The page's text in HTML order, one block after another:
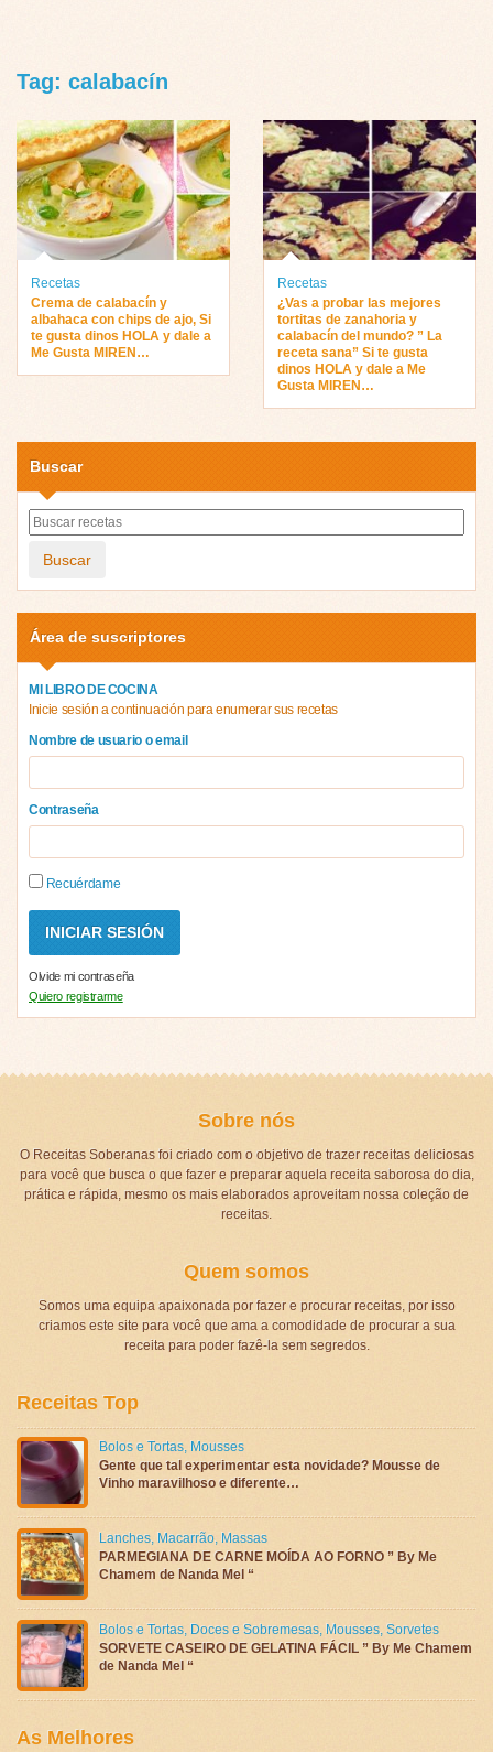
Tag: calabacín
Recetas
Crema de calabacín y
albahaca con chips de ajo, Si
te gusta dinos HOLA y dale a
Me Gusta MIREN…
Recetas
¿Vas a probar las mejores
tortitas de zanahoria y
calabacín del mundo? ” La
receta sana” Si te gusta
dinos HOLA y dale a Me
Gusta MIREN…
Buscar
Buscar
Área de suscriptores
MI LIBRO DE COCINA
Inicie sesión a continuación para enumerar sus recetas
Nombre de usuario o email
Contraseña
Recuérdame
Olvide mi contraseña
Quiero registrarme
Sobre nós
O Receitas Soberanas foi criado com o objetivo de trazer receitas deliciosas
para você que busca o que fazer e preparar aquela receita saborosa do dia,
prática e rápida, mesmo os mais elaborados aproveitam nossa coleção de
receitas.
Quem somos
Somos uma equipa apaixonada por fazer e procurar receitas, por isso
criamos este site para você que ama a comodidade de procurar a sua
receita para poder fazê-la sem segredos.
Receitas Top
Bolos e Tortas, Mousses
Gente que tal experimentar esta novidade? Mousse de
Vinho maravilhoso e diferente…
Lanches, Macarrão, Massas
PARMEGIANA DE CARNE MOÍDA AO FORNO ” By Me
Chamem de Nanda Mel “
Bolos e Tortas, Doces e Sobremesas, Mousses, Sorvetes
SORVETE CASEIRO DE GELATINA FÁCIL ” By Me Chamem
de Nanda Mel “
As Melhores